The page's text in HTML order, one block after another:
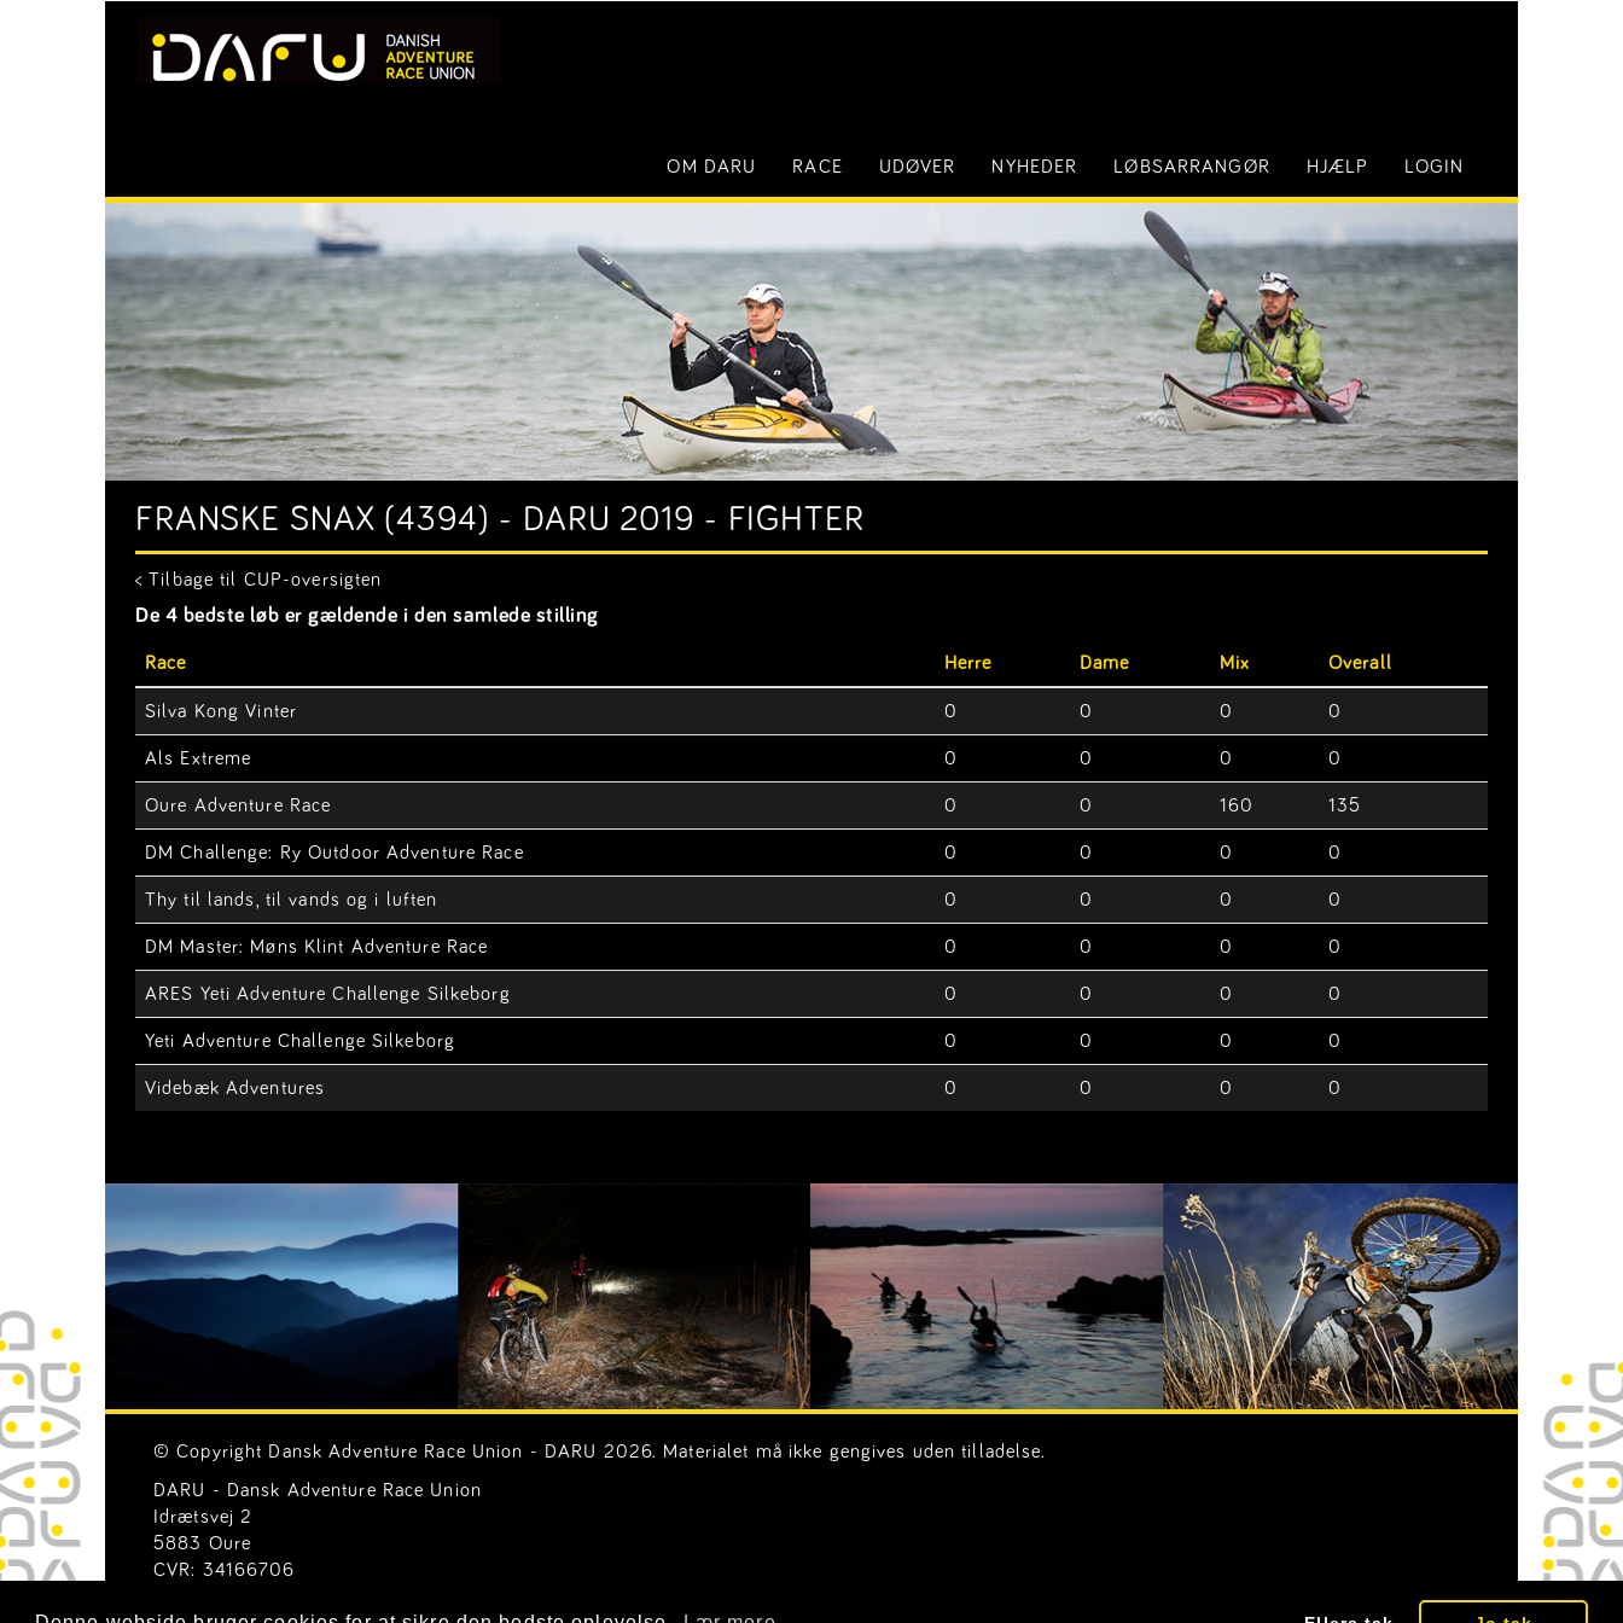
OM DARU RACE UDØVER NYHEDER LØBSARRANGØR HJÆLP LOGIN
FRANSKE SNAX (4394) - DARU 2019 - FIGHTER
< Tilbage til CUP-oversigten
De 4 bedste løb er gældende i den samlede stilling
Race Herre Dame Mix Overall
Silva Kong Vinter 0 0 0 0
Als Extreme 0 0 0 0
Oure Adventure Race 0 0 160 135
DM Challenge: Ry Outdoor Adventure Race 0 0 0 0
Thy til lands, til vands og i luften 0 0 0 0
DM Master: Møns Klint Adventure Race 0 0 0 0
ARES Yeti Adventure Challenge Silkeborg 0 0 0 0
Yeti Adventure Challenge Silkeborg 0 0 0 0
Videbæk Adventures 0 0 0 0
© Copyright Dansk Adventure Race Union - DARU 2026. Materialet må ikke gengives uden tilladelse.
DARU - Dansk Adventure Race Union
Idrætsvej 2
5883 Oure
CVR: 34166706